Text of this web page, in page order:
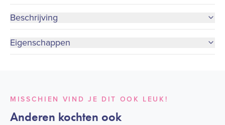
Beschrijving
Eigenschappen
MISSCHIEN VIND JE DIT OOK LEUK!
Anderen kochten ook